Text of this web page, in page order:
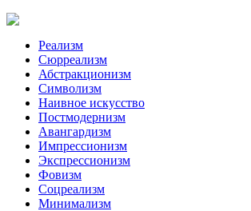
Реализм
Сюрреализм
Абстракционизм
Символизм
Наивное искусство
Постмодернизм
Авангардизм
Импрессионизм
Экспрессионизм
Фовизм
Соцреализм
Минимализм